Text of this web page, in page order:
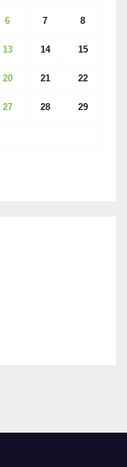
6 7 8
13 14 15
20 21 22
27 28 29